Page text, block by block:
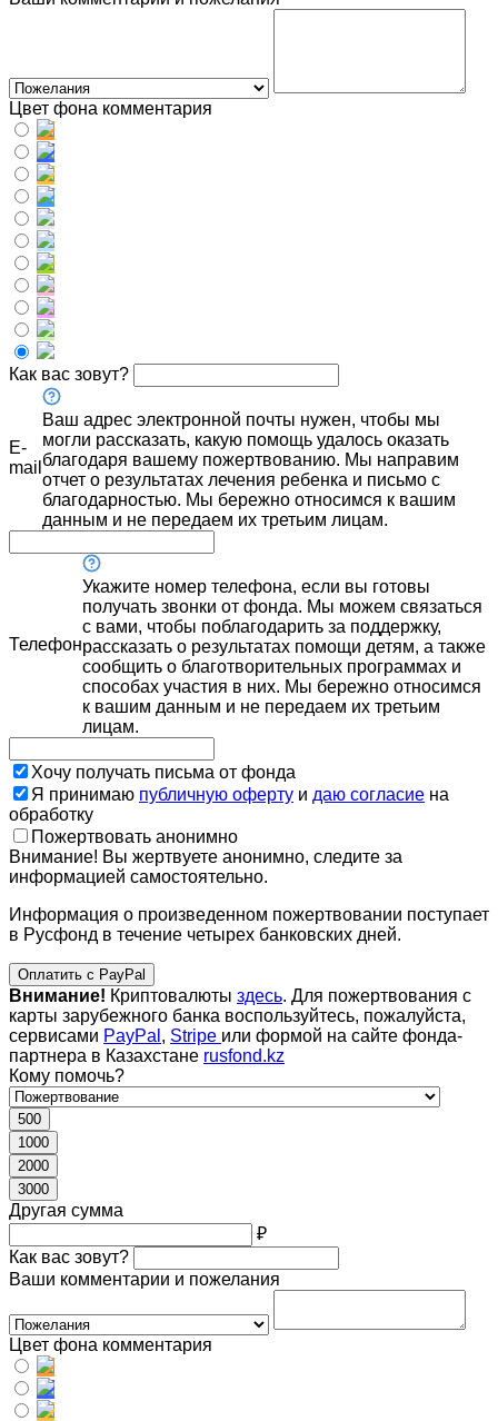
Цвет фона комментария
Как вас зовут?
E-
mail
Ваш адрес электронной почты нужен, чтобы мы
могли рассказать, какую помощь удалось оказать
благодаря вашему пожертвованию. Мы направим
отчет о результатах лечения ребенка и письмо с
благодарностью. Мы бережно относимся к вашим
данным и не передаем их третьим лицам.
Телефон
Укажите номер телефона, если вы готовы
получать звонки от фонда. Мы можем связаться
с вами, чтобы поблагодарить за поддержку,
рассказать о результатах помощи детям, а также
сообщить о благотворительных программах и
способах участия в них. Мы бережно относимся
к вашим данным и не передаем их третьим
лицам.
Хочу получать письма от фонда
Я принимаю публичную оферту и даю согласие на
обработку
Пожертвовать анонимно
Внимание! Вы жертвуете анонимно, следите за
информацией самостоятельно.
Информация о произведенном пожертвовании поступает
в Русфонд в течение четырех банковских дней.
Оплатить с PayPal
Внимание! Криптовалюты здесь. Для пожертвования с
карты зарубежного банка воспользуйтесь, пожалуйста,
сервисами PayPal , Stripe или формой на сайте фонда-
партнера в Казахстане rusfond.kz
Кому помочь?
500
1000
2000
3000
Другая сумма
₽
Как вас зовут?
Ваши комментарии и пожелания
Цвет фона комментария